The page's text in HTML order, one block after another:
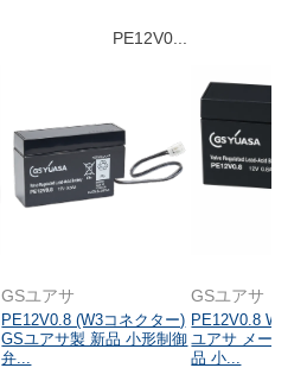
PE12V0...
GSユアサ
PE12V0.8 (W3コネクター)
GSユアサ製 新品 小形制御
弁...
GSユアサ
PE12V0.8 WS
ユアサ メーカ
品 小...